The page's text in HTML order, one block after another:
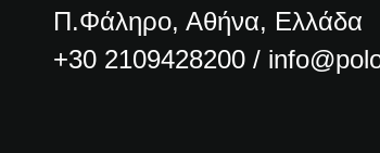
Π.Φάληρο, Αθήνα, Ελλάδα
+30 2109428200 /